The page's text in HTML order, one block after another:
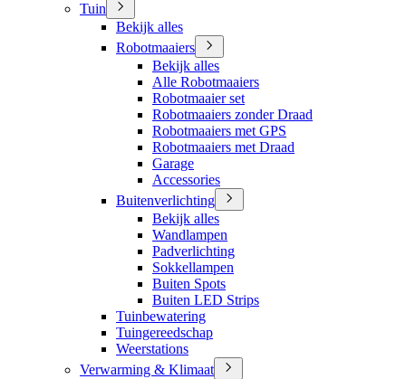
Tuin
Bekijk alles
Robotmaaiers
Bekijk alles
Alle Robotmaaiers
Robotmaaier set
Robotmaaiers zonder Draad
Robotmaaiers met GPS
Robotmaaiers met Draad
Garage
Accessories
Buitenverlichting
Bekijk alles
Wandlampen
Padverlichting
Sokkellampen
Buiten Spots
Buiten LED Strips
Tuinbewatering
Tuingereedschap
Weerstations
Verwarming & Klimaat